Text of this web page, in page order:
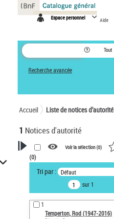
Espace personnel Aide
Tout
Recherche avancée
Accueil Liste de notices d’autorité
1 Notices d'autorité
VOTRE RECHERCHE
Recherche avancée dans les
notices d’autorité
Œuvres liées à l'auteur :
Temperton, Rod (1947-2016)
Voir la sélection (0)
(0)
Tri par : Défaut
sur 1
1
Temperton, Rod (1947-2016)
Panneau de gestion des cookies